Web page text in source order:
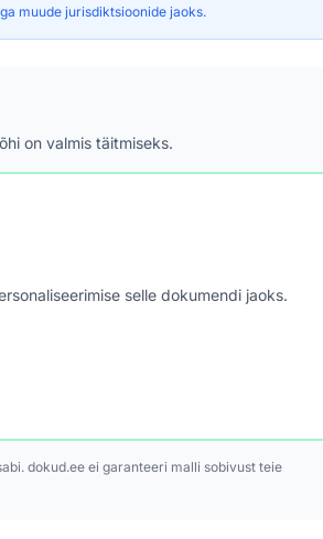
muude jurisdiktsioonide jaoks.
on valmis täitmiseks.
selle dokumendi jaoks.
dokud.ee ei garanteeri malli sobivust teie